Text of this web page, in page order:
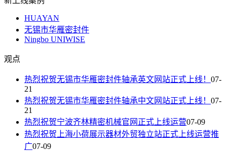
HUAYAN
无锡市华雁密封件
Ningbo UNIWISE
观点
热烈祝贺无锡市华雁密封件轴承英文网站正式上线！ 07-
21
热烈祝贺无锡市华雁密封件轴承中文网站正式上线！ 07-
21
热烈祝贺宁波齐林精密机械官网正式上线运营07-09
热烈祝贺上海小荷展示器材外贸独立站正式上线运营推
广07-09